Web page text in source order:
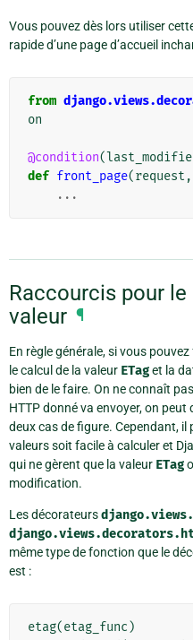
Vous pouvez dès lors utiliser
rapide d’une page d’accueil
from
on
@condition(
def front_page(request ,
...
Raccourcis pour le
valeur ¶
En règle générale, si vous
le calcul de la valeur ETaget la
bien de le faire. On ne connaît
HTTP donné va envoyer, on peut
deux cas de figure. Cependant, il
valeurs soit facile à calculer et
qui ne gèrent que la valeur ETag
modification.
Les décorateurs
même type de fonction que le
est :
etag(etag_func )